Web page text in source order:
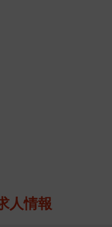
人情報